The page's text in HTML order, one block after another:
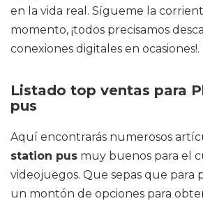
en la vida real. Sígueme la
momento, ¡todos precisamos
conexiones digitales en ocasiones!.
Listado top ventas para
pus
Aquí encontrarás numerosos
station pus muy buenos para el
videojuegos. Que sepas que para
un montón de opciones para